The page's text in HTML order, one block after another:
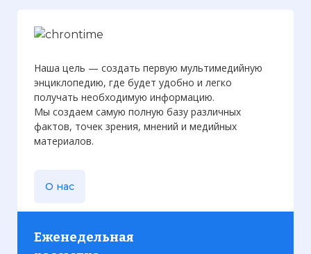
Наша цель — создать первую мультимедийную
энциклопедию, где будет удобно и легко
получать необходимую информацию.
Мы создаем самую полную базу различных
фактов, точек зрения, мнений и медийных
материалов.
О нас
Еженедельная